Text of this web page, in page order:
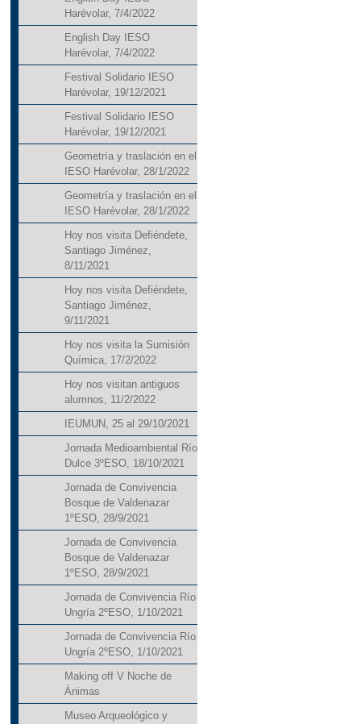
Harévolar, 7/4/2022
English Day IESO
Harévolar, 7/4/2022
Festival Solidario IESO
Harévolar, 19/12/2021
Festival Solidario IESO
Harévolar, 19/12/2021
Geometría y traslación en el
IESO Harévolar, 28/1/2022
Geometría y traslación en el
IESO Harévolar, 28/1/2022
Hoy nos visita Defiéndete,
Santiago Jiménez,
8/11/2021
Hoy nos visita Defiéndete,
Santiago Jiménez,
9/11/2021
Hoy nos visita la Sumisión
Química, 17/2/2022
Hoy nos visitan antiguos
alumnos, 11/2/2022
IEUMUN, 25 al 29/10/2021
Jornada Medioambiental Río
Dulce 3ºESO, 18/10/2021
Jornada de Convivencia
Bosque de Valdenazar
1ºESO, 28/9/2021
Jornada de Convivencia
Bosque de Valdenazar
1ºESO, 28/9/2021
Jornada de Convivencia Río
Ungría 2ºESO, 1/10/2021
Jornada de Convivencia Río
Ungría 2ºESO, 1/10/2021
Making off V Noche de
Ánimas
Museo Arqueológico y